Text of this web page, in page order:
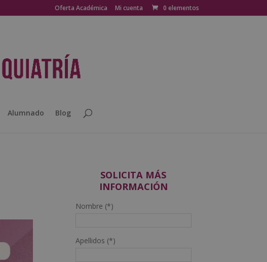
Oferta Académica Mi cuenta 0 elementos
Alumnado Blog
SOLICITA MÁS
INFORMACIÓN
Nombre (*)
Apellidos (*)